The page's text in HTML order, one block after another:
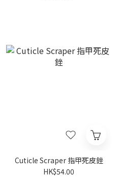
Cuticle Scraper 指甲死皮銼
HK$54.00